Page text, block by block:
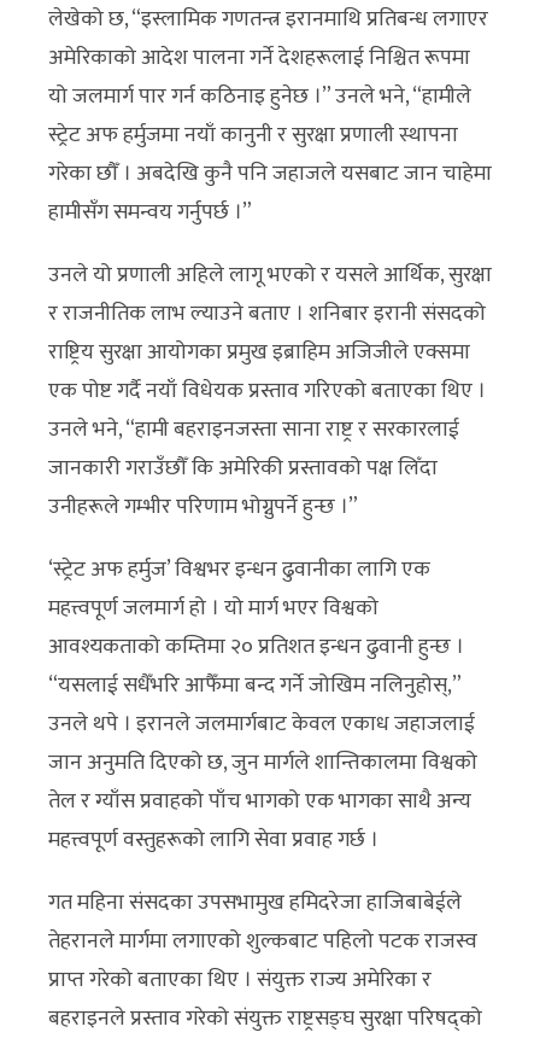
लेखेको छ, “इस्लामिक गणतन्त्र इरानमाथि प्रतिबन्ध लगाएर
अमेरिकाको आदेश पालना गर्ने देशहरूलाई निश्चित रूपमा
यो जलमार्ग पार गर्न कठिनाइ हुनेछ ।” उनले भने, “हामीले
स्ट्रेट अफ हर्मुजमा नयाँ कानुनी र सुरक्षा प्रणाली स्थापना
गरेका छौँ । अबदेखि कुनै पनि जहाजले यसबाट जान चाहेमा
हामीसँग समन्वय गर्नुपर्छ ।”
उनले यो प्रणाली अहिले लागू भएको र यसले आर्थिक, सुरक्षा
र राजनीतिक लाभ ल्याउने बताए । शनिबार इरानी संसदको
राष्ट्रिय सुरक्षा आयोगका प्रमुख इब्राहिम अजिजीले एक्समा
एक पोष्ट गर्दै नयाँ विधेयक प्रस्ताव गरिएको बताएका थिए ।
उनले भने, “हामी बहराइनजस्ता साना राष्ट्र र सरकारलाई
जानकारी गराउँछौँ कि अमेरिकी प्रस्तावको पक्ष लिँदा
उनीहरूले गम्भीर परिणाम भोग्नुपर्ने हुन्छ ।”
‘स्ट्रेट अफ हर्मुज’ विश्वभर इन्धन ढुवानीका लागि एक
महत्त्वपूर्ण जलमार्ग हो । यो मार्ग भएर विश्वको
आवश्यकताको कम्तिमा २० प्रतिशत इन्धन ढुवानी हुन्छ ।
“यसलाई सधैँभरि आफैँमा बन्द गर्ने जोखिम नलिनुहोस्,”
उनले थपे । इरानले जलमार्गबाट केवल एकाध जहाजलाई
जान अनुमति दिएको छ, जुन मार्गले शान्तिकालमा विश्वको
तेल र ग्याँस प्रवाहको पाँच भागको एक भागका साथै अन्य
महत्त्वपूर्ण वस्तुहरूको लागि सेवा प्रवाह गर्छ ।
गत महिना संसदका उपसभामुख हमिदरेजा हाजिबाबेईले
तेहरानले मार्गमा लगाएको शुल्कबाट पहिलो पटक राजस्व
प्राप्त गरेको बताएका थिए । संयुक्त राज्य अमेरिका र
बहराइनले प्रस्ताव गरेको संयुक्त राष्ट्रसङ्घ सुरक्षा परिषद्को